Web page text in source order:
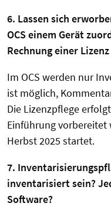
6. Lassen sich
OCS einem Gerät
Rechnung einer
Im OCS werden nur
ist möglich,
Die Lizenzpflege
Einführung
Herbst 2025 startet.
7.
inventarisiert sein?
Software?